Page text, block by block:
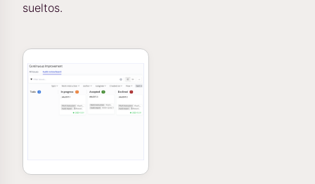
sueltos.